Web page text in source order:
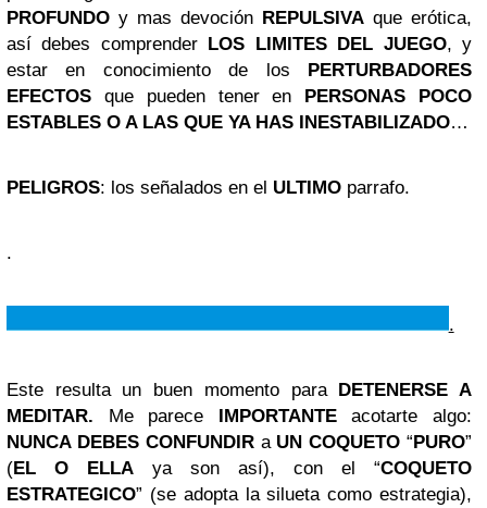
PROFUNDO y mas devoción REPULSIVA que erótica,
así debes comprender LOS LIMITES DEL JUEGO, y
estar en conocimiento de los PERTURBADORES
EFECTOS que pueden tener en PERSONAS POCO
ESTABLES O A LAS QUE YA HAS INESTABILIZADO…
PELIGROS: los señalados en el ULTIMO parrafo.
.
.
Este resulta un buen momento paraDETENERSE A
MEDITAR. Me parece IMPORTANTEacotarte algo:
NUNCA DEBES CONFUNDIRa UNCOQUETO “PURO”
(EL O ELLA ya son así), con el “COQUETO
ESTRATEGICO” (se adopta la silueta como estrategia),